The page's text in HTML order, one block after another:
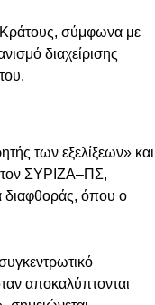
Κράτους, σύμφωνα με
διαχείρισης
των εξελίξεων» και
ΣΥΡΙΖΑ–ΠΣ,
διαφθοράς, όπου ο
αποκαλύπτονται